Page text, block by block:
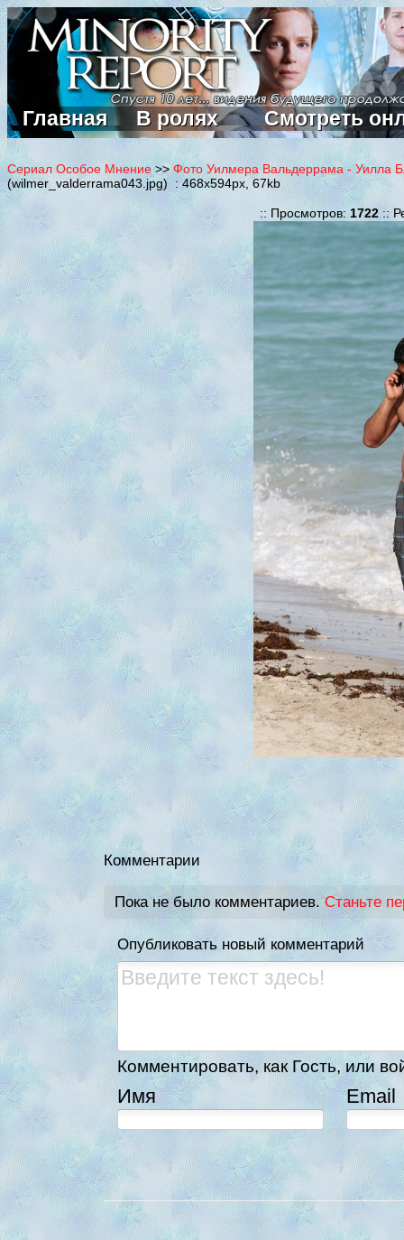
Главная В ролях Смотреть
Сериал Особое Мнение >>Фото Уилмера Вальдеррама - Уилла
(wilmer_valderrama043.jpg) : 468x594px, 67kb
:: Просмотров:1722::
Комментарии
Пока не было комментариев.Станьте
Опубликовать новый комментарий
Комментировать, как Гость, или
Имя Email